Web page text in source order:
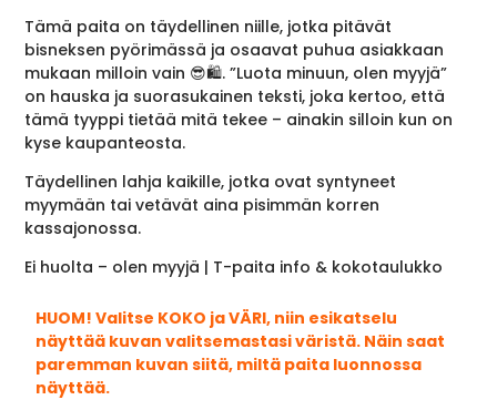
Tämä paita on täydellinen niille, jotka pitävät
bisneksen pyörimässä ja osaavat puhua asiakkaan
mukaan milloin vain 😎🛍️. ”Luota minuun, olen myyjä”
on hauska ja suorasukainen teksti, joka kertoo, että
tämä tyyppi tietää mitä tekee – ainakin silloin kun on
kyse kaupanteosta.
Täydellinen lahja kaikille, jotka ovat syntyneet
myymään tai vetävät aina pisimmän korren
kassajonossa.
Ei huolta – olen myyjä | T-paita info & kokotaulukko
HUOM! Valitse KOKO ja VÄRI, niin esikatselu
näyttää kuvan valitsemastasi väristä. Näin saat
paremman kuvan siitä, miltä paita luonnossa
näyttää.